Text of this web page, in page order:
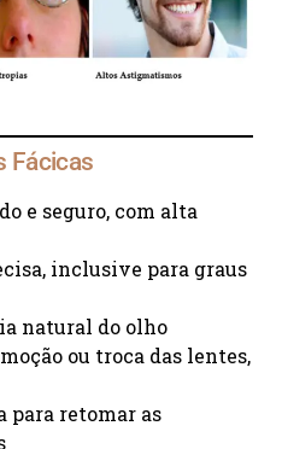
Fácicas
e seguro, com alta
inclusive para graus
natural do olho
ou troca das lentes,
para retomar as